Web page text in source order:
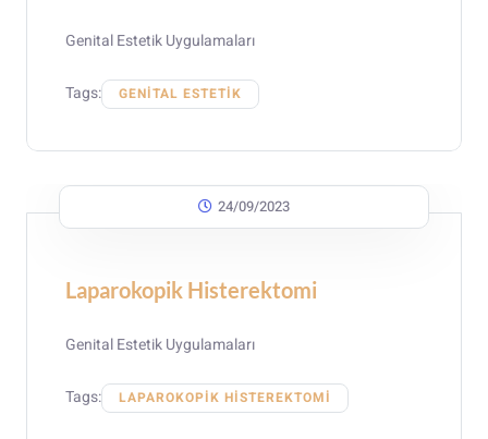
Genital Estetik Uygulamaları
Tags: GENITAL ESTETIK
24/09/2023
Laparokopik Histerektomi
Genital Estetik Uygulamaları
Tags: LAPAROKOPIK HISTEREKTOMI